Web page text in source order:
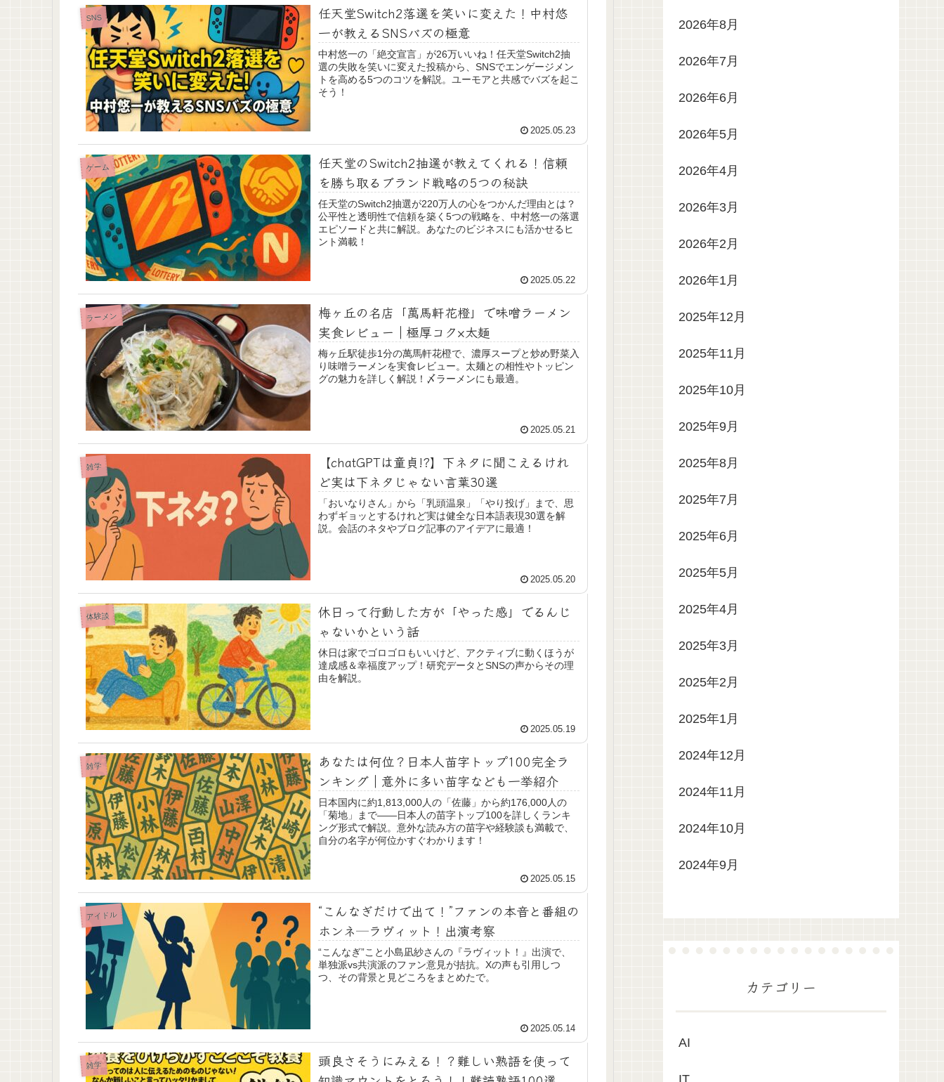
SNS
任天堂Switch2落選を笑いに変えた！中村悠
一が教えるSNSバズの極意
中村悠一の「絶交宣言」が26万いいね！任天堂Switch2抽
選の失敗を笑いに変えた投稿から、SNSでエンゲージメン
トを高める5つのコツを解説。ユーモアと共感でバズを起こ
そう！
2025.05.23
ゲーム
任天堂のSwitch2抽選が教えてくれる！信頼
を勝ち取るブランド戦略の5つの秘訣
任天堂のSwitch2抽選が220万人の心をつかんだ理由とは？
公平性と透明性で信頼を築く5つの戦略を、中村悠一の落選
エピソードと共に解説。あなたのビジネスにも活かせるヒ
ント満載！
2025.05.22
ラーメン
梅ヶ丘の名店「萬馬軒花橙」で味噌ラーメン
実食レビュー｜極厚コク×太麺
梅ヶ丘駅徒歩1分の萬馬軒花橙で、濃厚スープと炒め野菜入
り味噌ラーメンを実食レビュー。太麺との相性やトッピン
グの魅力を詳しく解説！〆ラーメンにも最適。
2025.05.21
雑学
【chatGPTは童貞!?】下ネタに聞こえるけれ
ど実は下ネタじゃない言葉30選
「おいなりさん」から「乳頭温泉」「やり投げ」まで、思
わずギョッとするけれど実は健全な日本語表現30選を解
説。会話のネタやブログ記事のアイデアに最適！
2025.05.20
体験談
休日って行動した方が「やった感」でるんじ
ゃないかという話
休日は家でゴロゴロもいいけど、アクティブに動くほうが
達成感＆幸福度アップ！研究データとSNSの声からその理
由を解説。
2025.05.19
雑学
あなたは何位？日本人苗字トップ100完全ラ
ンキング｜意外に多い苗字なども一挙紹介
日本国内に約1,813,000人の「佐藤」から約176,000人の
「菊地」まで――日本人の苗字トップ100を詳しくランキ
ング形式で解説。意外な読み方の苗字や経験談も満載で、
自分の名字が何位かすぐわかります！
2025.05.15
アイドル
“こんなぎだけで出て！”ファンの本音と番組の
ホンネ─ラヴィット！出演考察
“こんなぎ”こと小島凪紗さんの『ラヴィット！』出演で、
単独派vs共演派のファン意見が拮抗。Xの声も引用しつ
つ、その背景と見どころをまとめたで。
2025.05.14
雑学
頭良さそうにみえる！？難しい熟語を使って
2026年8月
2026年7月
2026年6月
2026年5月
2026年4月
2026年3月
2026年2月
2026年1月
2025年12月
2025年11月
2025年10月
2025年9月
2025年8月
2025年7月
2025年6月
2025年5月
2025年4月
2025年3月
2025年2月
2025年1月
2024年12月
2024年11月
2024年10月
2024年9月
カテゴリー
AI